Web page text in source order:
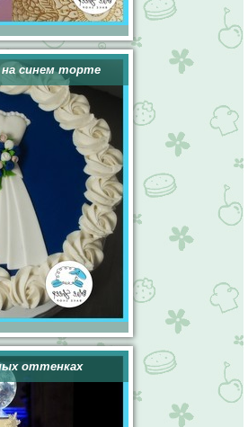
на синем торте
оттенках